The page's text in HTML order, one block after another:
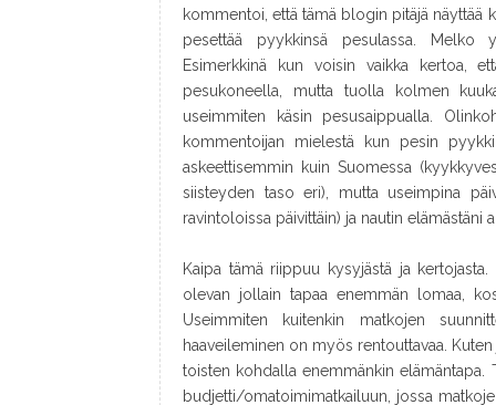
kommentoi, että tämä blogin pitäjä näyttää
pesettää pyykkinsä pesulassa. Melko
Esimerkkinä kun voisin vaikka kertoa,
pesukoneella, mutta tuolla kolmen
useimmiten käsin pesusaippualla.
kommentoijan mielestä kun pesin
askeettisemmin kuin Suomessa
siisteyden taso eri), mutta useimpina
ravintoloissa päivittäin) ja nautin elämästäni
Kaipa tämä riippuu kysyjästä ja
olevan jollain tapaa enemmän lomaa,
Useimmiten kuitenkin matkojen
haaveileminen on myös rentouttavaa.
toisten kohdalla enemmänkin elämäntapa.
budjetti/omatoimimatkailuun, jossa